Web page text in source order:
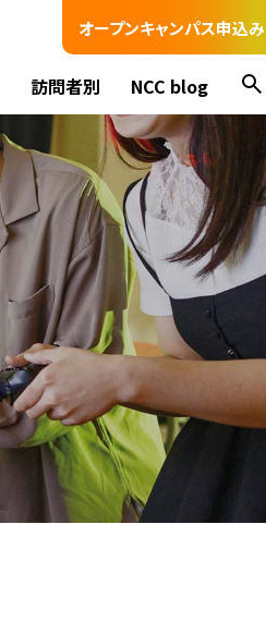
オープンキャンパス申込み
訪問者別 NCC blog